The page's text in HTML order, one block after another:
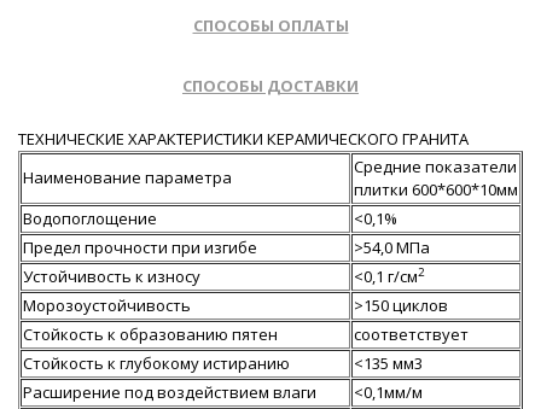
СПОСОБЫ ОПЛАТЫ
СПОСОБЫ ДОСТАВКИ
ТЕХНИЧЕСКИЕ ХАРАКТЕРИСТИКИ КЕРАМИЧЕСКОГО ГРАНИТА
Наименование параметра
Средние показатели
плитки 600*600*10мм
Водопоглощение
<0,1%
Предел прочности при изгибе
>54,0 МПа
Устойчивость к износу
<0,1 г/см2
Морозоустойчивость
>150 циклов
Стойкость к образованию пятен
соответствует
Стойкость к глубокому истиранию
<135 мм3
Расширение под воздействием влаги
<0,1мм/м